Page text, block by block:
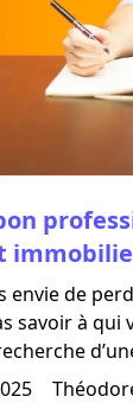
envie de
savoir à qui
?